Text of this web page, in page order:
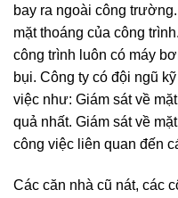
bay ra ngoài công
mặt thoáng của công
công trình luôn có máy
bụi. Công ty có đội ngũ
việc như: Giám sát về
quả nhất. Giám sát về
công việc liên quan đến
Các căn nhà cũ nát, các